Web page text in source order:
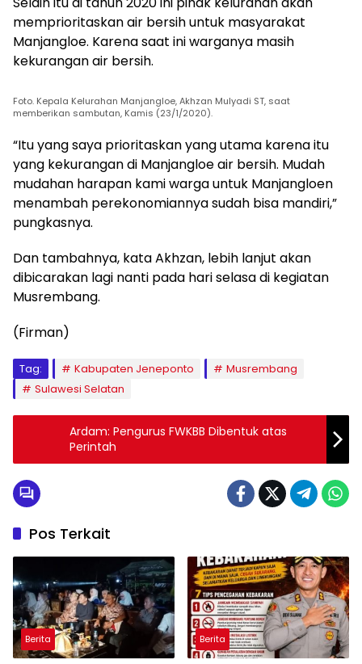
memprioritaskan air bersih untuk masyarakat
Manjangloe. Karena saat ini warganya masih
kekurangan air bersih.
Foto. Kepala Kelurahan Manjangloe, Akhzan Mulyadi ST, saat
memberikan sambutan, Kamis (23/1/2020).
“Itu yang saya prioritaskan yang utama karena itu
yang kekurangan di Manjangloe air bersih. Mudah
mudahan harapan kami warga untuk Manjangloen
menambah perekonomiannya sudah bisa mandiri,”
pungkasnya.
Dan tambahnya, kata Akhzan, lebih lanjut akan
dibicarakan lagi nanti pada hari selasa di kegiatan
Musrembang.
(Firman)
Tag: Kabupaten Jeneponto
Musrembang
Sulawesi Selatan
Ardam: Pengurus FWKBB Dibentuk atas
Perintah
Pos Terkait
Berita Berita